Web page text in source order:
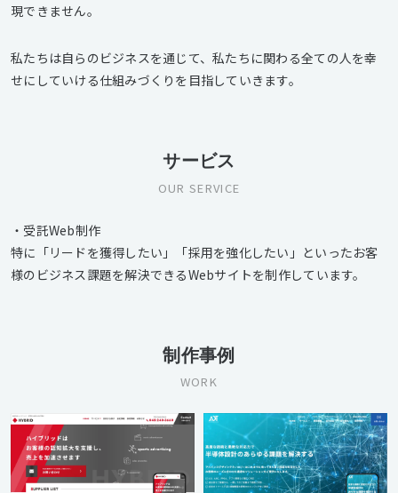
現できません。
私たちは自らのビジネスを通じて、私たちに関わる全ての人を幸
せにしていける仕組みづくりを目指していきます。
サービス
OUR SERVICE
・受託Web制作
特に「リードを獲得したい」「採用を強化したい」といったお客
様のビジネス課題を解決できるWebサイトを制作しています。
制作事例
WORK